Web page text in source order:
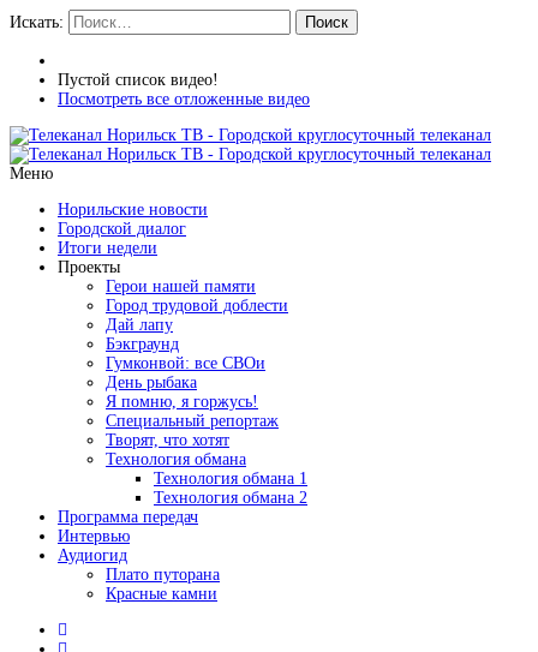
Искать: Поиск
Пустой список видео!
Посмотреть все отложенные видео
Меню
Норильские новости
Городской диалог
Итоги недели
Проекты
Герои нашей памяти
Город трудовой доблести
Дай лапу
Бэкграунд
Гумконвой: все СВОи
День рыбака
Я помню, я горжусь!
Специальный репортаж
Творят, что хотят
Технология обмана
Технология обмана 1
Технология обмана 2
Программа передач
Интервью
Аудиогид
Плато путорана
Красные камни